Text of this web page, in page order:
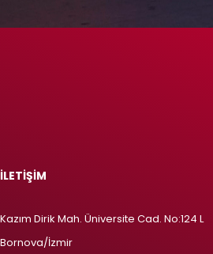
İLETİŞİM
Kazım Dirik Mah. Üniversite Cad. No:124 L
Bornova/İzmir